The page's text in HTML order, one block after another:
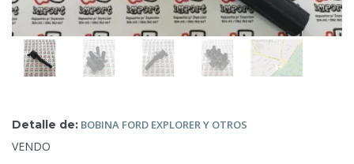
Detalle de: BOBINA FORD EXPLORER Y OTROS
VENDO